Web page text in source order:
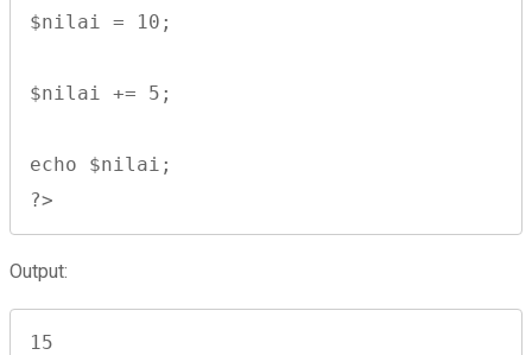
$nilai = 10;
$nilai += 5;
echo $nilai;
?>
Output:
15